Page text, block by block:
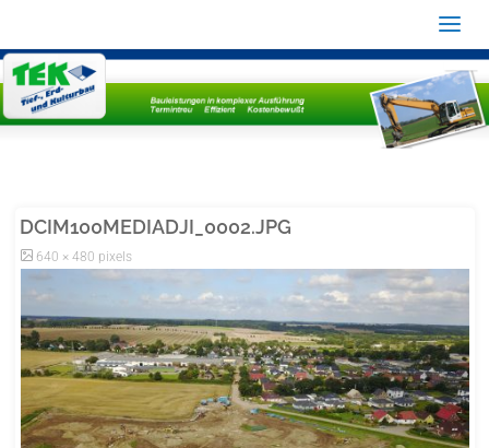
DCIM100MEDIADJI_0002.JPG
Full
size
640 × 480 pixels